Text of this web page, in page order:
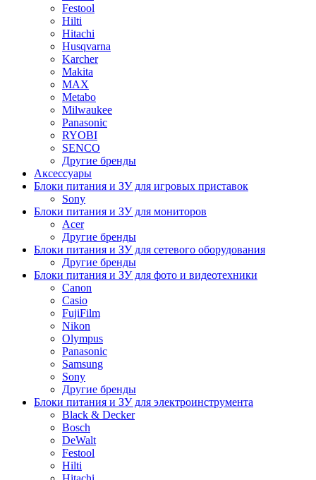
Festool
Hilti
Hitachi
Husqvarna
Karcher
Makita
MAX
Metabo
Milwaukee
Panasonic
RYOBI
SENCO
Другие бренды
Аксессуары
Блоки питания и ЗУ для игровых приставок
Sony
Блоки питания и ЗУ для мониторов
Acer
Другие бренды
Блоки питания и ЗУ для сетевого оборудования
Другие бренды
Блоки питания и ЗУ для фото и видеотехники
Canon
Casio
FujiFilm
Nikon
Olympus
Panasonic
Samsung
Sony
Другие бренды
Блоки питания и ЗУ для электроинструмента
Black & Decker
Bosch
DeWalt
Festool
Hilti